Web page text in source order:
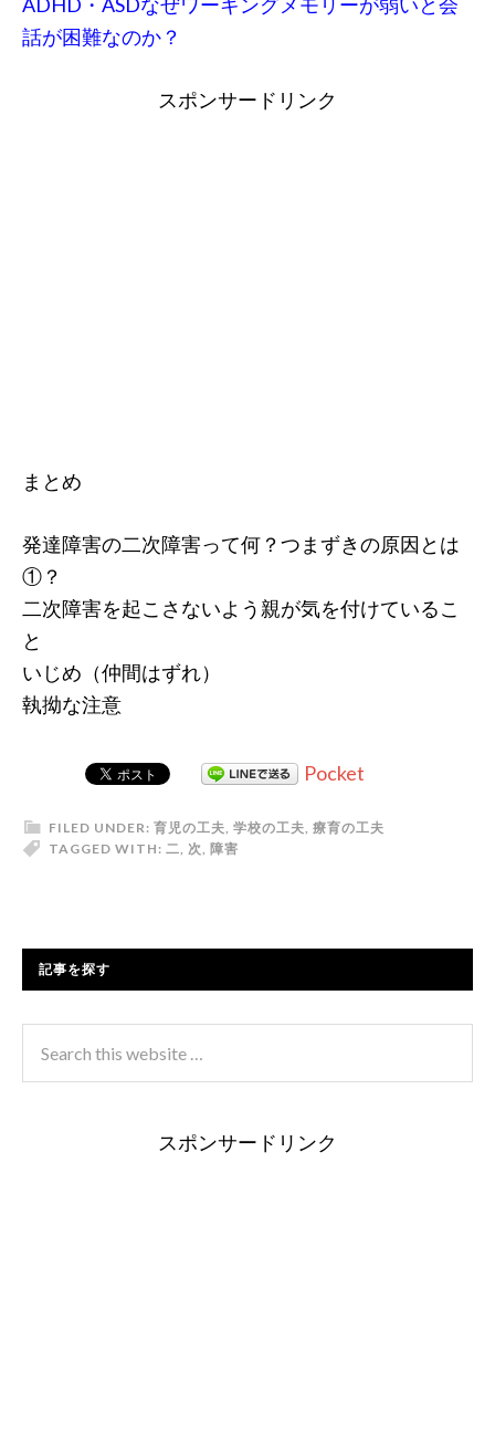
話が困難なのか？
スポンサードリンク
まとめ
発達障害の二次障害って何？つまずきの原因とは
①？
二次障害を起こさないよう親が気を付けているこ
と
いじめ（仲間はずれ）
執拗な注意
Pocket
FILED UNDER: 育児の工夫 学校の工夫 療育の工夫
TAGGED WITH: 二 次 障害
記事を探す
スポンサードリンク